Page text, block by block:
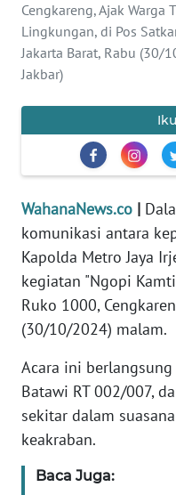
Cengkareng, Ajak Warga
Lingkungan, di Pos
Jakarta Barat, Rabu (30/
Jakbar)
WahanaNews.co |
komunikasi antara
Kapolda Metro Jaya
kegiatan "Ngopi
Ruko 1000,
(30/10/2024) malam.
Acara ini berlangsung
Batawi RT 002/007,
sekitar dalam
keakraban.
Baca Juga:
OPINI
EDITORIAL
KONTAK
KAMI
INFO
IKLAN
TENTANG
KAMI
MEDIA
SIBER